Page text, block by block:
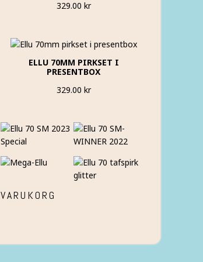
329.00 kr
ELLU 70MM PIRKSET I
PRESENTBOX
329.00 kr
VARUKORG